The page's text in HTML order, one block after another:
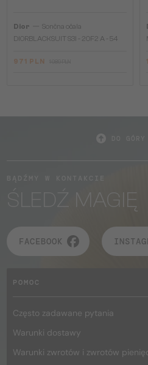
Dior
Sončna očala
DIORBLACKSUIT S3I - 20F2 A - 54
971 PLN
ŚLEDŹ MAGIĘ
FACEBOOK
POMOC
Często zadawane pytania
Warunki dostawy
Warunki zwrotów i zwrotów